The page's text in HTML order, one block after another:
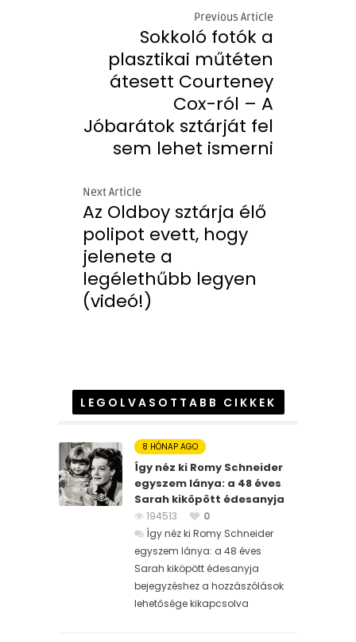
Previous Article
Sokkoló fotók a
plasztikai műtéten
átesett Courteney
Cox-ról – A
Jóbarátok sztárját fel
sem lehet ismerni
Next Article
Az Oldboy sztárja élő
polipot evett, hogy
jelenete a
legélethűbb legyen
(videó!)
LEGOLVASOTTABB CIKKEK
8 HÓNAP AGO
Így néz ki Romy Schneider
egyszem lánya: a 48 éves
Sarah kiköpött édesanyja
194513
0
Így néz ki Romy Schneider
egyszem lánya: a 48 éves
Sarah kiköpött édesanyja
bejegyzéshez a hozzászólások
lehetősége kikapcsolva